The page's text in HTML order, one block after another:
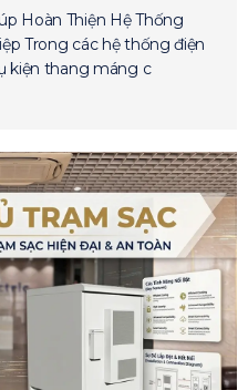
Hoàn Thiện Hệ Thống
Trong các hệ thống điện
kiện thang máng c